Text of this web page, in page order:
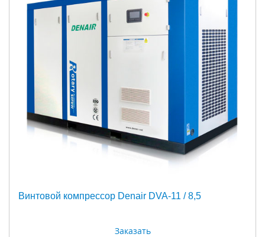
Винтовой компрессор Denair DVA-11 / 8,5
Заказать